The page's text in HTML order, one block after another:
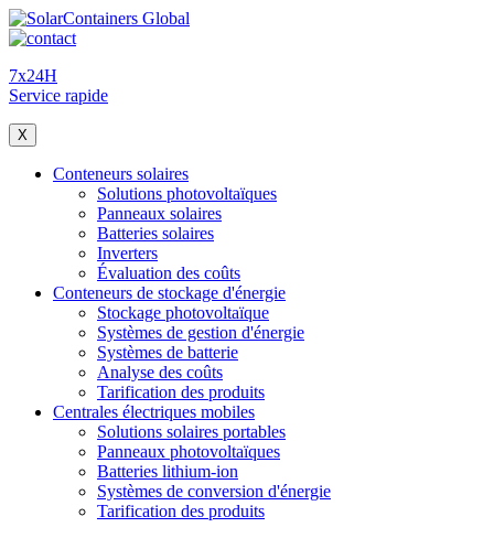
7x24H
Service rapide
X
Conteneurs solaires
Solutions photovoltaïques
Panneaux solaires
Batteries solaires
Inverters
Évaluation des coûts
Conteneurs de stockage d'énergie
Stockage photovoltaïque
Systèmes de gestion d'énergie
Systèmes de batterie
Analyse des coûts
Tarification des produits
Centrales électriques mobiles
Solutions solaires portables
Panneaux photovoltaïques
Batteries lithium-ion
Systèmes de conversion d'énergie
Tarification des produits